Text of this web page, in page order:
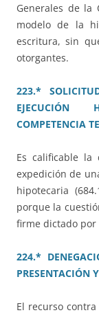
Generales de la
modelo de la
escritura, sin
otorgantes.
223.*
EJECUCIÓN
COMPETENCIA
Es calificable la
expedición de
hipotecaria
porque la
firme dictado por
224.*
PRESENTACIÓN
El recurso